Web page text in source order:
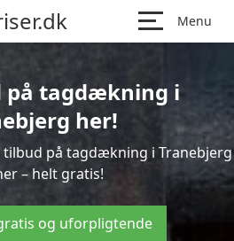
Menu
på tagdækning i
her!
på tagdækning i Tranebjerg
– helt gratis!
og uforpligtende